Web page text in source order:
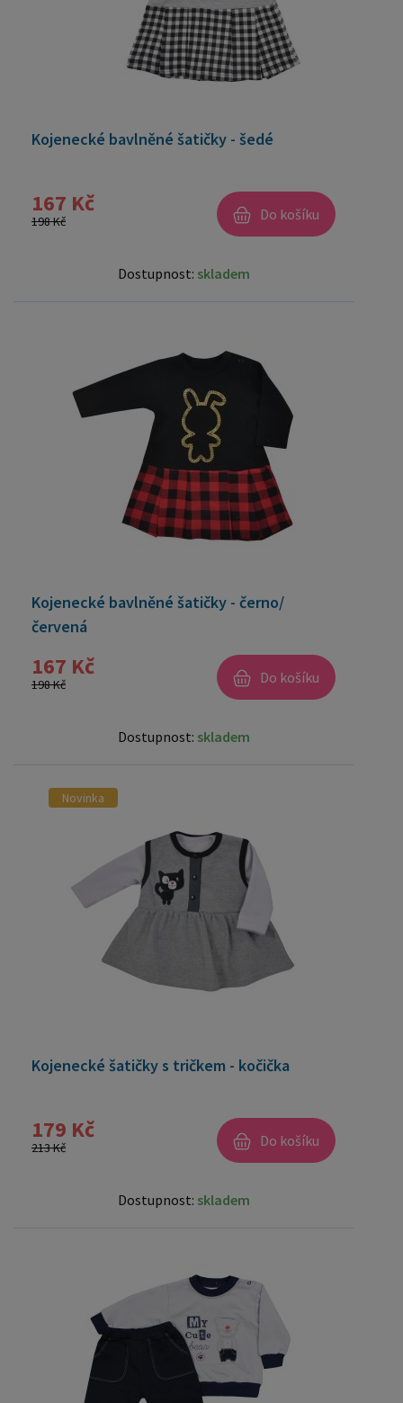
Kojenecké bavlněné šatičky - šedé
167 Kč
198 Kč Do košíku
Dostupnost: skladem
Kojenecké bavlněné šatičky - černo/
červená
167 Kč
198 Kč Do košíku
Dostupnost: skladem
Novinka
Kojenecké šatičky s tričkem - kočička
179 Kč
213 Kč Do košíku
Dostupnost: skladem